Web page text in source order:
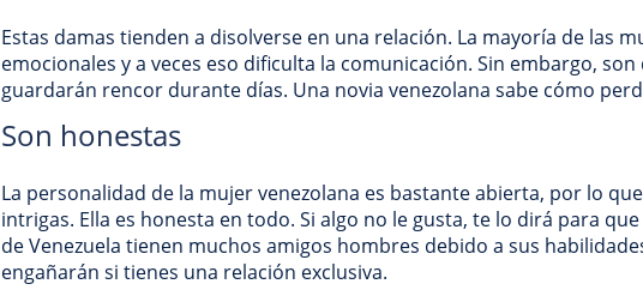
Estas damas tienden a disolverse en una relación. La mayoría de las
emocionales y a veces eso dificulta la comunicación. Sin embargo,
guardarán rencor durante días. Una novia venezolana sabe cómo
Son honestas
La personalidad de la mujer venezolana es bastante abierta, por lo
intrigas. Ella es honesta en todo. Si algo no le gusta, te lo dirá para
de Venezuela tienen muchos amigos hombres debido a sus
engañarán si tienes una relación exclusiva.